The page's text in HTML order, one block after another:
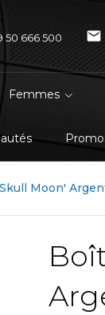
50 666 500 
Femmes
Moon'